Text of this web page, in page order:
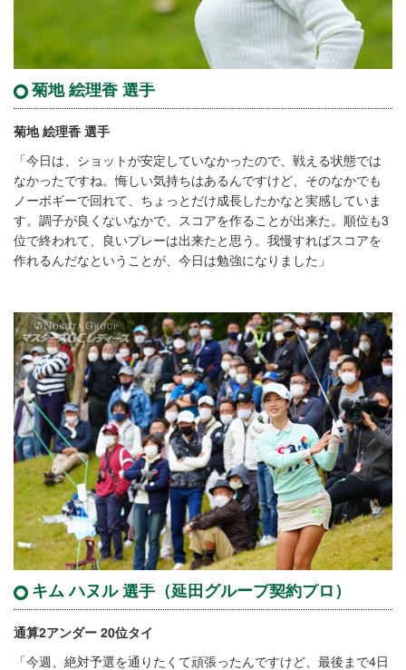
菊地 絵理香 選手
菊地 絵理香 選手
「今日は、ショットが安定していなかったので、戦える状態では
なかったですね。悔しい気持ちはあるんですけど、そのなかでも
ノーボギーで回れて、ちょっとだけ成長したかなと実感していま
す。調子が良くないなかで、スコアを作ることが出来た。順位も3
位で終われて、良いプレーは出来たと思う。我慢すればスコアを
作れるんだなということが、今日は勉強になりました」
キム ハヌル 選手（延田グループ契約プロ）
通算2アンダー 20位タイ
「今週、絶対予選を通りたくて頑張ったんですけど、最後まで4日